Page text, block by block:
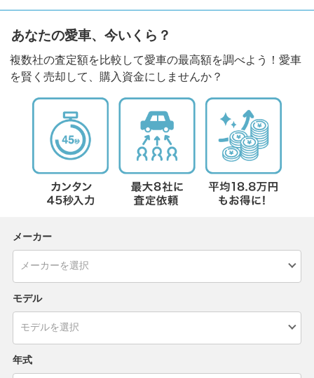
あなたの愛車、今いくら？
複数社の査定額を比較して愛車の最高額を調べよう！愛車
を賢く売却して、購入資金にしませんか？
メーカー
モデル
年式